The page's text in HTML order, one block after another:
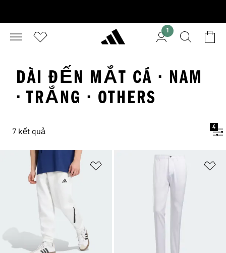
1
DÀI ĐẾN MẮT CÁ · NAM
· TRẮNG · OTHERS
7 kết quả
4